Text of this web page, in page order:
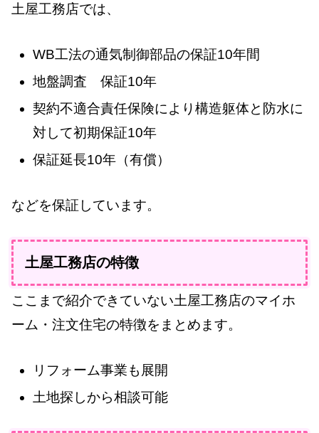
土屋工務店では、
WB工法の通気制御部品の保証10年間
地盤調査 保証10年
契約不適合責任保険により構造躯体と防水に
対して初期保証10年
保証延長10年（有償）
などを保証しています。
土屋工務店の特徴
ここまで紹介できていない土屋工務店のマイホ
ーム・注文住宅の特徴をまとめます。
リフォーム事業も展開
土地探しから相談可能